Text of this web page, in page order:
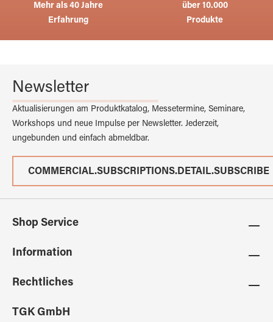
Mehr als 40 Jahre
Erfahrung
über 10.000
Produkte
Newsletter
Aktualisierungen am Produktkatalog, Messetermine, Seminare,
Workshops und neue Impulse per Newsletter. Jederzeit,
ungebunden und einfach abmeldbar.
COMMERCIAL.SUBSCRIPTIONS.DETAIL.SUBSCRIBE
Shop Service
Information
Rechtliches
TGK GmbH